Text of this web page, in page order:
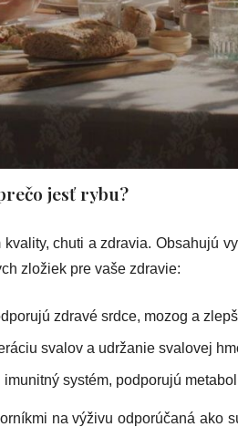
jesť rybu?
chuti a zdravia. Obsahujú
zložiek pre vaše zdravie:
zdravé srdce, mozog a
svalov a udržanie svalovej
imunitný systém, podporujú
na výživu odporúčaná ako